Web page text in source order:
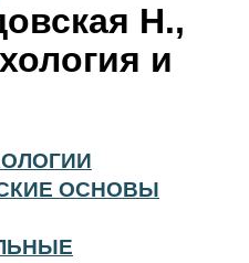
Н.,
и
ОСНОВЫ